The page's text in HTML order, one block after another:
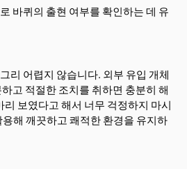
바퀴의 출현 여부를 확인하는 데 유
리 어렵지 않습니다. 외부 유입 개체
고 적절한 조치를 취하면 충분히 해
리 보였다고 해서 너무 걱정하지 마시
해 깨끗하고 쾌적한 환경을 유지하